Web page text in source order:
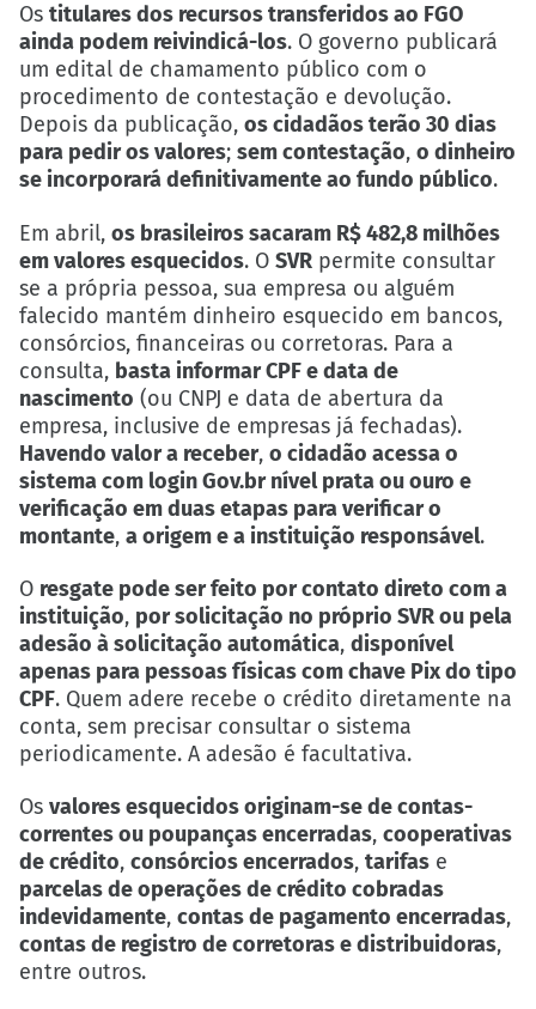
Os titulares dos recursos transferidos ao FGO
ainda podem reivindicá-los. O governo publicará
um edital de chamamento público com o
procedimento de contestação e devolução.
Depois da publicação, os cidadãos terão 30 dias
para pedir os valores; sem contestação, o dinheiro
se incorporará definitivamente ao fundo público.
Em abril, os brasileiros sacaram R$ 482,8 milhões
em valores esquecidos. O SVR permite consultar
se a própria pessoa, sua empresa ou alguém
falecido mantém dinheiro esquecido em bancos,
consórcios, financeiras ou corretoras. Para a
consulta, basta informar CPF e data de
nascimento (ou CNPJ e data de abertura da
empresa, inclusive de empresas já fechadas).
Havendo valor a receber, o cidadão acessa o
sistema com loginGov.brnível prata ou ouro e
verificação em duas etapas para verificar o
montante, a origem e a instituição responsável.
O resgate pode ser feito por contato direto com a
instituição, por solicitação no próprio SVR ou pela
adesão à solicitação automática, disponível
apenas para pessoas físicas com chave Pix do tipo
CPF. Quem adere recebe o crédito diretamente na
conta, sem precisar consultar o sistema
periodicamente. A adesão é facultativa.
Os valores esquecidos originam-se de contas-
correntes ou poupanças encerradas, cooperativas
de crédito, consórcios encerrados, tarifas e
parcelas de operações de crédito cobradas
indevidamente, contas de pagamento encerradas,
contas de registro de corretoras e distribuidoras,
entre outros.